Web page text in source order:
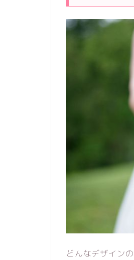
どんなデザイン